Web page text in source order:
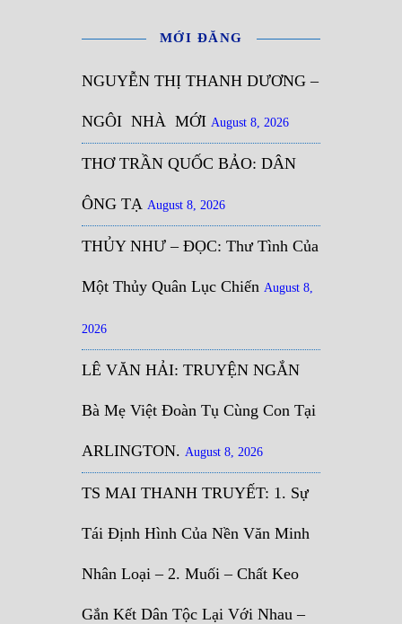
MỚI ĐĂNG
NGUYỄN THỊ THANH DƯƠNG –
NGÔI NHÀ MỚI August 8, 2026
THƠ TRẦN QUỐC BẢO: DÂN
ÔNG TẠ August 8, 2026
THỦY NHƯ – ĐỌC: Thư Tình Của
Một Thủy Quân Lục Chiến August 8,
2026
LÊ VĂN HẢI: TRUYỆN NGẮN
Bà Mẹ Việt Đoàn Tụ Cùng Con Tại
ARLINGTON. August 8, 2026
TS MAI THANH TRUYẾT: 1. Sự
Tái Định Hình Của Nền Văn Minh
Nhân Loại – 2. Muối – Chất Keo
Gắn Kết Dân Tộc Lại Với Nhau –